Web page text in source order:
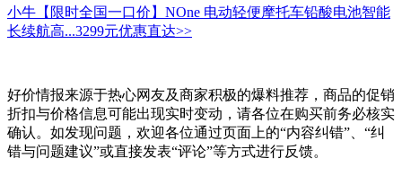
小牛【限时全国一口价】NOne 电动轻便摩托车铅酸电池智能
长续航高...3299元优惠直达>>
好价情报来源于热心网友及商家积极的爆料推荐，商品的促销
折扣与价格信息可能出现实时变动，请各位在购买前务必核实
确认。如发现问题，欢迎各位通过页面上的“内容纠错”、“纠
错与问题建议”或直接发表“评论”等方式进行反馈。